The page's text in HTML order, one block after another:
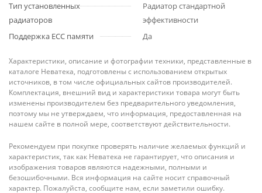
Тип установленных
радиаторов
Радиатор стандартной
эффективности
Поддержка ECC памяти
Да
Характеристики, описание и фотографии техники, представленные в
каталоге Неватека, подготовлены с использованием открытых
источников, в том числе официальных сайтов производителей.
Комплектация, внешний вид и характеристики товара могут быть
изменены производителем без предварительного уведомления,
поэтому мы не утверждаем, что информация, предоставленная на
нашем сайте в полной мере, соответствуют действительности.
Рекомендуем при покупке проверять наличие желаемых функций и
характеристик, так как Неватека не гарантирует, что описания и
изображения товаров являются надежными, полными и
безошибочными. Вся информация на сайте носит справочный
характер. Пожалуйста, сообщите нам, если заметили ошибку.